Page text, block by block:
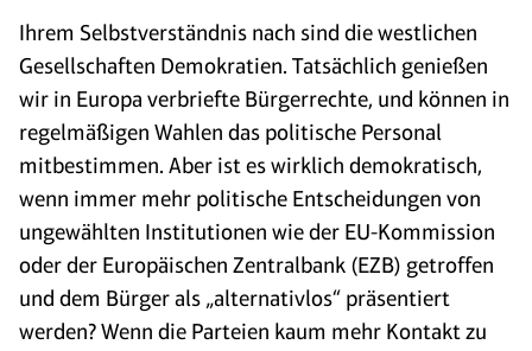
Ihrem Selbstverständnis nach sind die westlichen
Gesellschaften Demokratien. Tatsächlich genießen
wir in Europa verbriefte Bürgerrechte, und können in
regelmäßigen Wahlen das politische Personal
mitbestimmen. Aber ist es wirklich demokratisch,
wenn immer mehr politische Entscheidungen von
ungewählten Institutionen wie der EU-Kommission
oder der Europäischen Zentralbank (EZB) getroffen
und dem Bürger als „alternativlos“ präsentiert
werden? Wenn die Parteien kaum mehr Kontakt zu